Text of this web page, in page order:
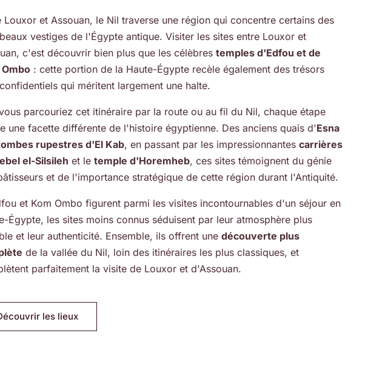
Louxor et Assouan, le Nil traverse une région qui concentre certains des
vestiges de l'Égypte antique. Visiter les sites entre Louxor et
c'est découvrir bien plus que les célèbres temples d'Edfou et de
: cette portion de la Haute-Égypte recèle également des trésors
qui méritent largement une halte.
parcouriez cet itinéraire par la route ou au fil du Nil, chaque étape
une facette différente de l'histoire égyptienne. Des anciens quais d'Esna
rupestres d'El Kab, en passant par les impressionnantes carrières
el-Silsileh et le temple d'Horemheb, ces sites témoignent du génie
et de l'importance stratégique de cette région durant l'Antiquité.
et Kom Ombo figurent parmi les visites incontournables d'un séjour en
Égypte, les sites moins connus séduisent par leur atmosphère plus
et leur authenticité. Ensemble, ils offrent une découverte plus
de la vallée du Nil, loin des itinéraires les plus classiques, et
parfaitement la visite de Louxor et d'Assouan.
les lieux